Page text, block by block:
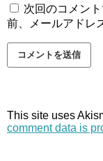
次回のコメン
前、メールアドレ
This site uses
comment data is